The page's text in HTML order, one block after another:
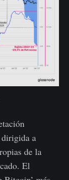
dirigida a
de la
El